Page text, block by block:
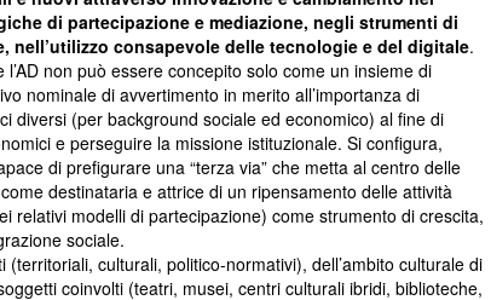
di partecipazione e mediazione, negli strumenti di
nell’utilizzo consapevole delle tecnologie e del digitale.
non può essere concepito solo come un insieme di
nominale di avvertimento in merito all’importanza di
diversi (per background sociale ed economico) al fine di
e perseguire la missione istituzionale. Si configura,
di prefigurare una “terza via” che metta al centro delle
destinataria e attrice di un ripensamento delle attività
relativi modelli di partecipazione) come strumento di crescita,
sociale.
(territoriali, culturali, politico-normativi), dell’ambito culturale di
coinvolti (teatri, musei, centri culturali ibridi, biblioteche,